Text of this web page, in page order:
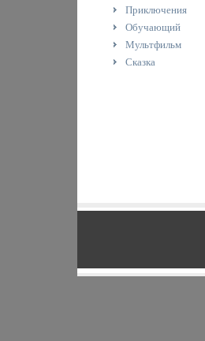
Приключения
Обучающий
Мультфильм
Сказка